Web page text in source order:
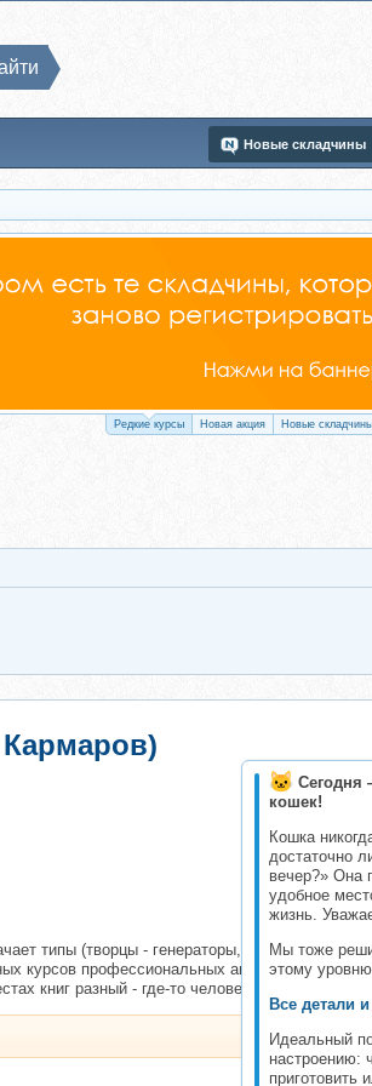
Новые складчины
Редкие курсы Новая акция Новые складчины
Сегодня
кошек!
Кошка
достаточно
вечер?» Она
удобное
жизнь.
Мы тоже
этому
Все детали
Идеальный
настроению:
приготовить
типы (творцы - генераторы, инициаторы -
курсов профессиональных аналитиков:
книг разный - где-то человеческий, где-то